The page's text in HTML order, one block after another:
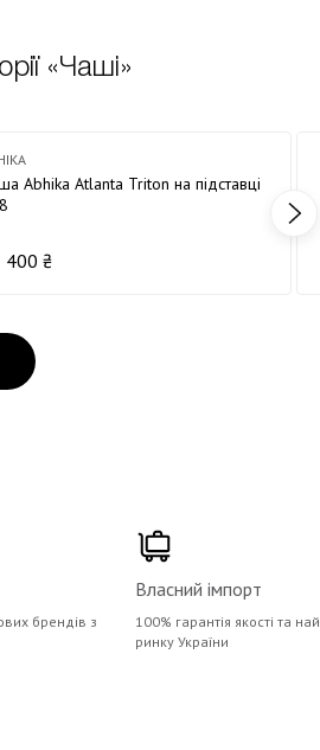
«Чаші»
Abhika Atlanta Triton на підставці
400 ₴
брендів з
Власний імпорт
100% гарантія якості та
ринку України